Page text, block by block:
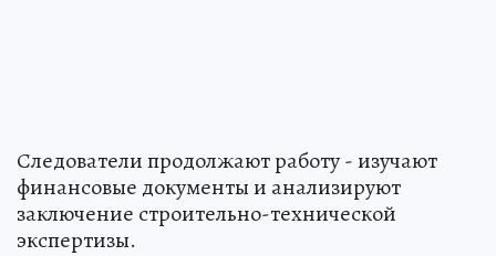
Следователи продолжают работу - изучают
финансовые документы и анализируют
заключение строительно-технической
экспертизы.